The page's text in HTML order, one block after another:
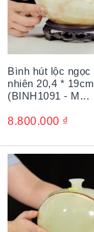
Bình hút lộc
nhiên 20,4 * 19cm
(BINH1091 - M...
8.800.000 ₫